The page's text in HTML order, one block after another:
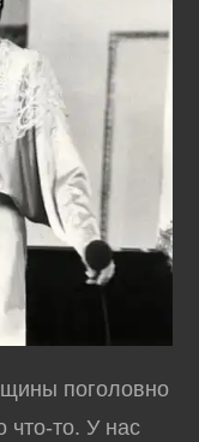
поголовно
что-то. У нас